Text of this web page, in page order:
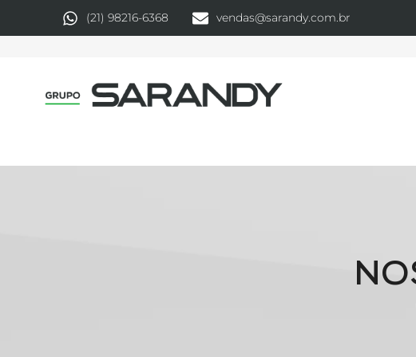
(21) 98216-6368 vendas@sarandy.com.br